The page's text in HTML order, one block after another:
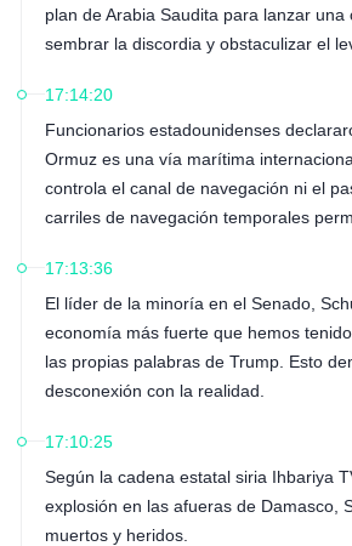
plan de Arabia Saudita para lanzar una
sembrar la discordia y obstaculizar el
17:14:20
Funcionarios estadounidenses
Ormuz es una vía marítima
controla el canal de navegación ni el
carriles de navegación temporales
17:13:36
El líder de la minoría en el Senado,
economía más fuerte que hemos
las propias palabras de Trump. Esto
desconexión con la realidad.
17:10:25
Según la cadena estatal siria Ihbariya
explosión en las afueras de Damasco,
muertos y heridos.